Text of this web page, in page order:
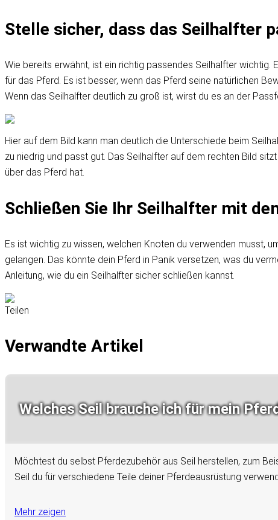
Stelle sicher, dass das Seilhalfter
Wie bereits erwähnt, ist ein richtig passendes Seilhalfter wichtig.
für das Pferd. Es ist besser, wenn das Pferd seine natürlichen
Wenn das Seilhalfter deutlich zu groß ist, wirst du es an der
Hier auf dem Bild kann man deutlich die Unterschiede beim
zu niedrig und passt gut. Das Seilhalfter auf dem rechten Bild
über das Pferd hat.
Schließen Sie Ihr Seilhalfter mit
Es ist wichtig zu wissen, welchen Knoten du verwenden musst,
gelangen. Das könnte dein Pferd in Panik versetzen, was du
Anleitung, wie du ein Seilhalfter sicher schließen kannst.
Teilen
Verwandte Artikel
Welches Seil brauche ich für mein
Möchtest du selbst Pferdezubehör aus Seil herstellen, zum
Seil du für verschiedene Teile deiner Pferdeausrüstung
Mehr zeigen